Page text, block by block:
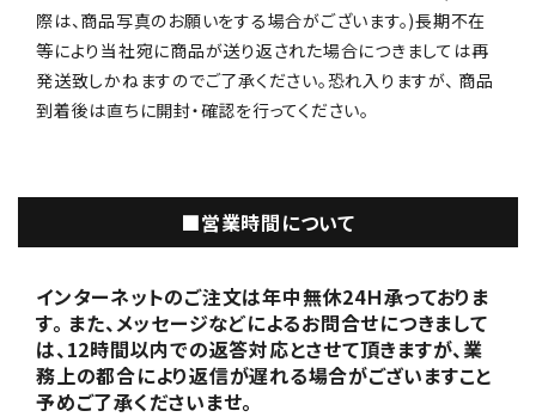
際は、商品写真のお願いをする場合がございます。)長期不在
等により当社宛に商品が送り返された場合につきましては再
発送致しかねますのでご了承ください。恐れ入りますが、 商品
到着後は直ちに開封・確認を行ってください。
■営業時間について
インターネットのご注文は年中無休24Ｈ承っておりま
す。 また、メッセージなどによるお問合せにつきまして
は、12時間以内での返答対応とさせて頂きますが、業
務上の都合により返信が遅れる場合がございますこと
予めご了承くださいませ。